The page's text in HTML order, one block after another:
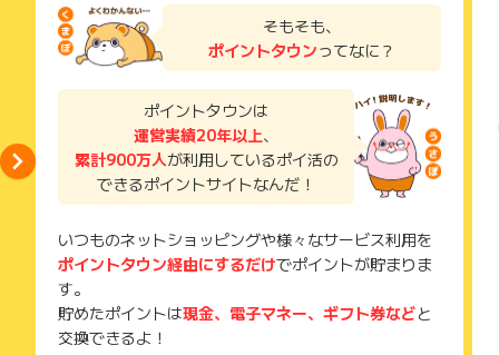
(2)ディズニーストア店舗またはディズニーストア.jp、ディズ
ニープラスでの利用で20%(最大2万円)キャッシュバック
受付期間:2026年4月1日～2027年3月31日まで
期間中に新規入会し、MyJCBへログイン、ディズニーストア店
舗またはディズニーストア.jp、ディズニープラス でカードを利
用した方にプレゼント。
・入会受付日:2026年4月1日～2026年6月30日 2026年4月1
日～2026年7月31日までにカードご利用と「My JCB」にログ
インされた方、10月10日頃にポイント付与。
・入会受付日2026年7月1日～9月30日 2026年7月1日～10月
31日までにカードご利用と「My JCB」にログインされた方、
翌年1月10日頃にポイント付与。
・入会受付日2026年10月1日～12月31日 2026年10月1日～
翌年1月31日までにカードご利用と「My JCB」にログインされ
そもそも、
ポイントタウンってなに？
ポイントタウンは
運営実績20年以上、
累計900万人が利用しているポイ活の
できるポイントサイトなんだ！
いつものネットショッピングや様々なサービス利用を
ポイントタウン経由にするだけでポイントが貯まりま
す。
貯めたポイントは現金、電子マネー、ギフト券などと
交換できるよ！